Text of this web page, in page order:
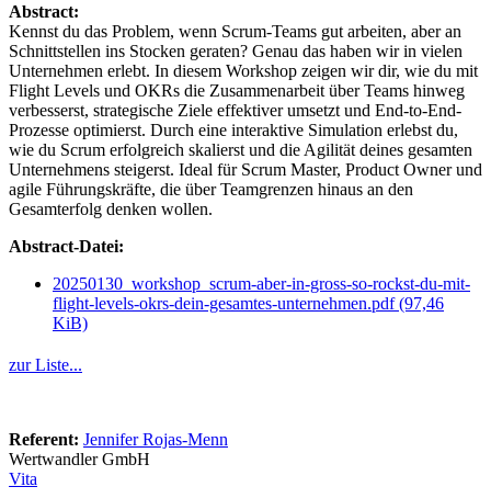
Abstract:
Kennst du das Problem, wenn Scrum-Teams gut arbeiten, aber an
Schnittstellen ins Stocken geraten? Genau das haben wir in vielen
Unternehmen erlebt. In diesem Workshop zeigen wir dir, wie du mit
Flight Levels und OKRs die Zusammenarbeit über Teams hinweg
verbesserst, strategische Ziele effektiver umsetzt und End-to-End-
Prozesse optimierst. Durch eine interaktive Simulation erlebst du,
wie du Scrum erfolgreich skalierst und die Agilität deines gesamten
Unternehmens steigerst. Ideal für Scrum Master, Product Owner und
agile Führungskräfte, die über Teamgrenzen hinaus an den
Gesamterfolg denken wollen.
Abstract-Datei:
20250130_workshop_scrum-aber-in-gross-so-rockst-du-mit-
flight-levels-okrs-dein-gesamtes-unternehmen.pdf(97,46
KiB)
zur Liste...
Referent: Jennifer Rojas-Menn
Wertwandler GmbH
Vita